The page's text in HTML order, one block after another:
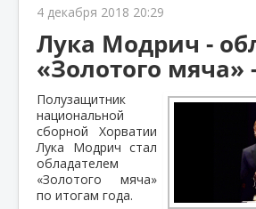
4 декабря 2018 20:29
Лука Модрич -
«Золотого мяча»
Полузащитник
национальной
сборной Хорватии
Лука Модрич стал
обладателем
«Золотого мяча»
по итогам года.